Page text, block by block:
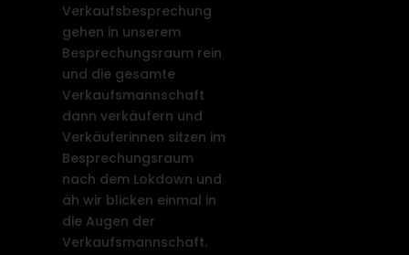
Verkaufsbesprechung
gehen in unserem
Besprechungsraum rein
und die gesamte
Verkaufsmannschaft
dann verkäufern und
Verkäuferinnen sitzen im
Besprechungsraum
nach dem Lokdown und
äh wir blicken einmal in
die Augen der
Verkaufsmannschaft.